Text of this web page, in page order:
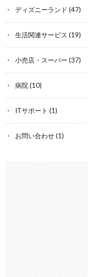
ディズニーランド (47)
生活関連サービス (19)
小売店・スーパー (37)
病院(10)
ITサポート (1)
お問い合わせ(1)